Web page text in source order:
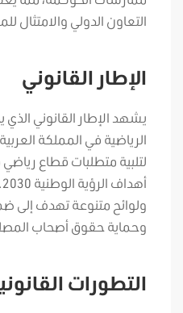
التعاون الدولي والامتثال
الإطار القانوني
يشهد الإطار القانوني الذي
الرياضية في المملكة
لتلبية متطلبات قطاع
ولوائح متنوعة تهدف إلى
وحماية حقوق أصحاب
التطورات